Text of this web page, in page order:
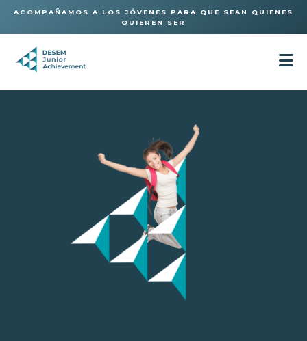
ACOMPAÑAMOS A LOS JÓVENES PARA QUE SEAN QUIENES
QUIEREN SER